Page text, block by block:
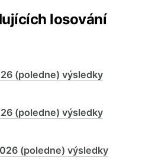
losování
(poledne) výsledky
(poledne) výsledky
(poledne) výsledky